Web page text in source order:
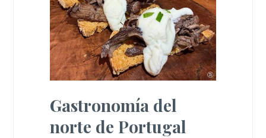
Gastronomía del
norte de Portugal